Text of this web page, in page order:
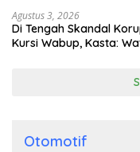
Agustus 3, 2026
Di Tengah Skandal
Kursi Wabup, Kasta:
Otomotif